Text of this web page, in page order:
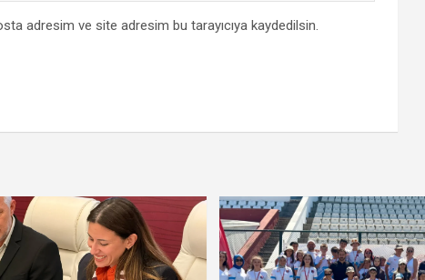
adresim ve site adresim bu tarayıcıya kaydedilsin.